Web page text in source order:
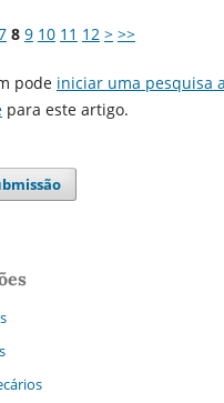
8 9 10 11 12 > >>
pode iniciar uma pesquisa
para este artigo.